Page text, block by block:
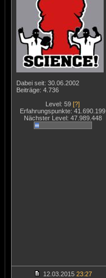
Dabei seit: 30.06.2002
Beiträge: 4.736
Level: 59 [?]
Erfahrungspunkte: 41.690.199
Nächster Level: 47.989.448
12.03.2015 23:27